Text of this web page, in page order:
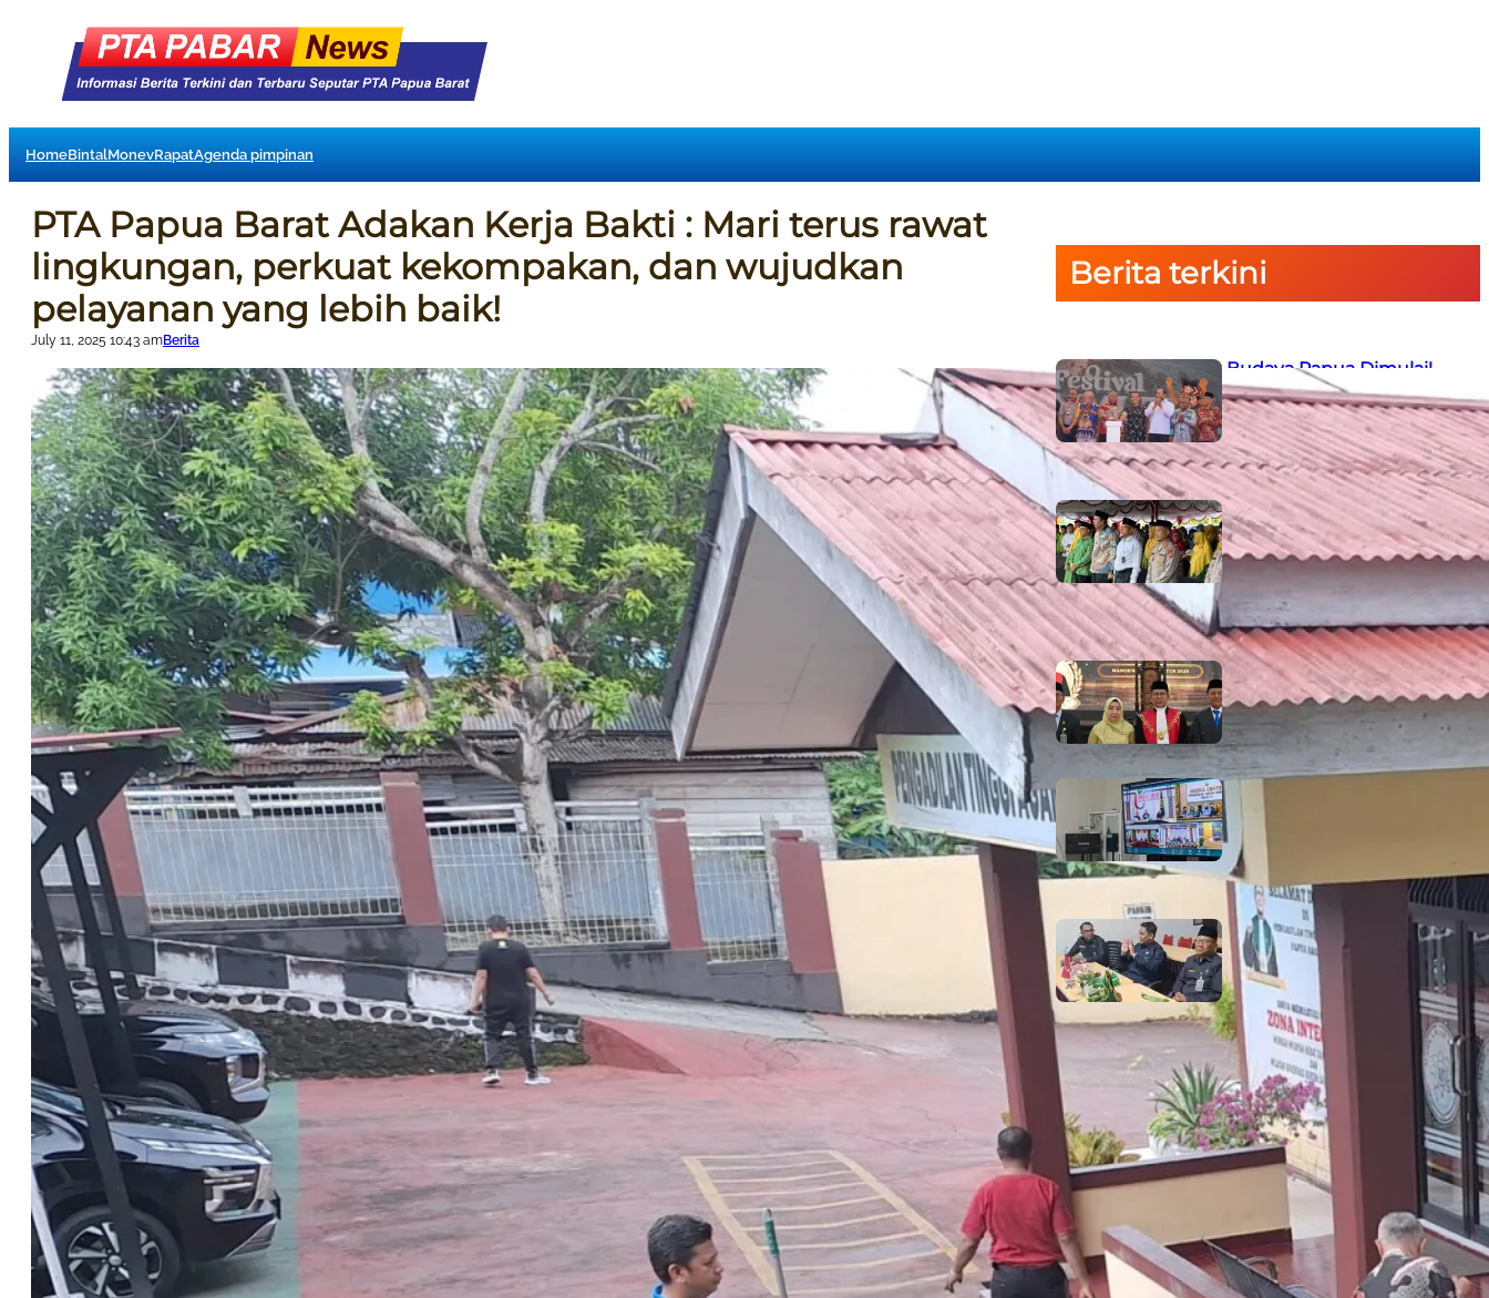
HomeBintalMonevRapatAgenda pimpinan
PTA Papua Barat Adakan Kerja Bakti : Mari terus rawat
lingkungan, perkuat kekompakan, dan wujudkan
pelayanan yang lebih baik!
July 11, 2025 10:43 amBerita
Berita terkini
Semarak Budaya Papua Dimulai!
Ketua PTA Papua Barat Hadiri
Pembukaan Festival Raimuti di
Manokwari
6 August 2026
666 Tahun Cahaya Islam di Tanah
Papua! Ketua PTA Papua Barat
Hadiri Peringatan Bersejarah
Bersama Tokoh Agama dan
Pemerintah
6 August 2026
PTA Papua Barat Hadiri Pelantikan
WKPT Papua Barat
6 August 2026
Rapat Berkala Umum serta Monev
Kinerja Kepaniteraan Pengadilan
Agama Sewilayah Hukum PTA
Papua Barat Bulan Agustus
5 August 2026
PTA Papua Barat Hadiri Forum
Konsultasi Publik (FKP) Tahun 2026
Secara Virtual
5 August 2026
Komentar Terakhir
Raswin
Rapat Berkala Umum serta
Monev Kinerja Kepaniteraan
Pengadilan Agama Sewilayah Hukum
PTA Papua Barat Bulan Agustus
6 August 2026